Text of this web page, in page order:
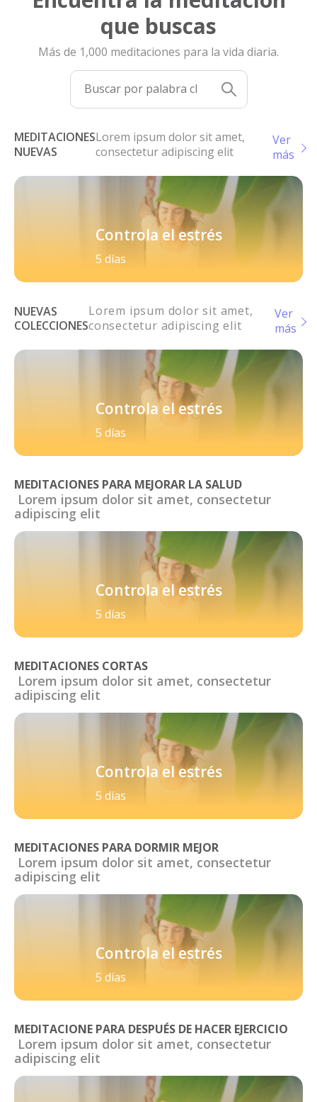
que buscas
Más de 1,000 meditaciones para la vida diaria.
MEDITACIONES
NUEVAS
Lorem ipsum dolor sit amet,
consectetur adipiscing elit
Ver
más
Controla el estrés
5 días
NUEVAS
COLECCIONES
Lorem ipsum dolor sit amet,
consectetur adipiscing elit
Ver
más
Controla el estrés
5 días
MEDITACIONES PARA MEJORAR LA SALUD
Lorem ipsum dolor sit amet, consectetur
adipiscing elit
Controla el estrés
5 días
MEDITACIONES CORTAS
Lorem ipsum dolor sit amet, consectetur
adipiscing elit
Controla el estrés
5 días
MEDITACIONES PARA DORMIR MEJOR
Lorem ipsum dolor sit amet, consectetur
adipiscing elit
Controla el estrés
5 días
MEDITACIONE PARA DESPUÉS DE HACER EJERCICIO
Lorem ipsum dolor sit amet, consectetur
adipiscing elit